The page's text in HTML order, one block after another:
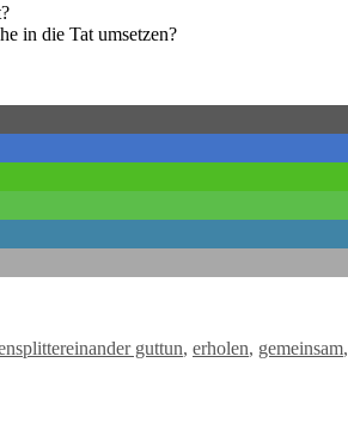
in die Tat umsetzen?
einander guttun, erholen, gemeinsam,